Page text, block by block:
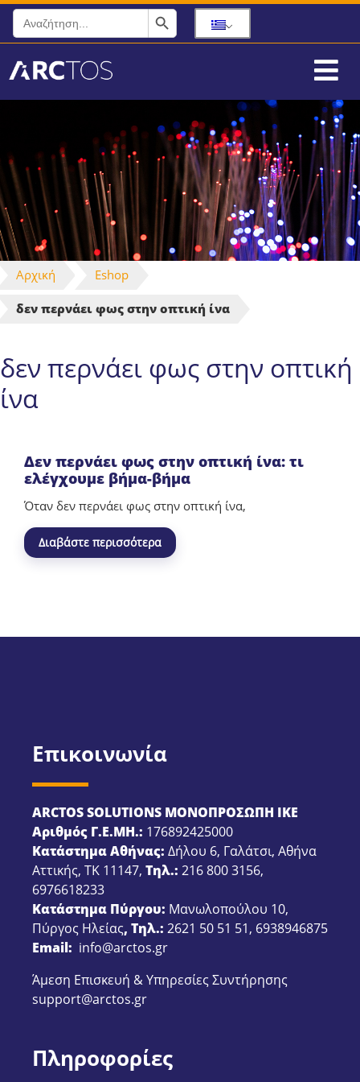
Search
for:
Search Button
Αρχική Eshop
δεν περνάει φως στην οπτική ίνα
δεν περνάει φως στην οπτική
ίνα
Δεν περνάει φως στην οπτική ίνα: τι
ελέγχουμε βήμα-βήμα
Όταν δεν περνάει φως στην οπτική ίνα,
Διαβάστε περισσότερα
Επικοινωνία
ARCTOS SOLUTIONS ΜΟΝΟΠΡΟΣΩΠΗ ΙΚΕ
Αριθμός Γ.Ε.ΜΗ.: 176892425000
Κατάστημα Αθήνας: Δήλου 6, Γαλάτσι, Αθήνα
Αττικής, ΤΚ 11147, Τηλ.: 216 800 3156,
6976618233
Κατάστημα Πύργου: Μανωλοπούλου 10,
Πύργος Ηλείας, Τηλ.: 2621 50 51 51, 6938946875
Email: info@arctos.gr
Άμεση Επισκευή & Υπηρεσίες Συντήρησης
support@arctos.gr
Πληροφορίες